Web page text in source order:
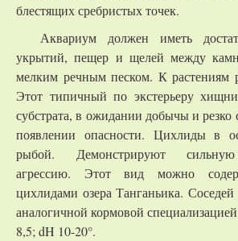
блестящих сребристых точек.
Аквариум должен иметь
укрытий, пещер и щелей между
мелким речным песком. К
Этот типичный по экстерьеру
субстрата, в ожидании добычы и
появлении опасности. Цихлиды в
рыбой. Демонстрируют
агрессию. Этот вид можно
цихлидами озера Танганьика.
аналогичной кормовой
8,5; dH 10-20°.